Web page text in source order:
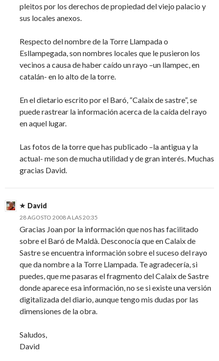
pleitos por los derechos de propiedad del viejo palacio y
sus locales anexos.
Respecto del nombre de la Torre Llampada o
Esllampegada, son nombres locales que le pusieron los
vecinos a causa de haber caído un rayo –un llampec, en
catalán- en lo alto de la torre.
En el dietario escrito por el Baró, “Calaix de sastre”, se
puede rastrear la información acerca de la caída del rayo
en aquel lugar.
Las fotos de la torre que has publicado –la antigua y la
actual- me son de mucha utilidad y de gran interés. Muchas
gracias David.
David
28 AGOSTO 2008 A LAS 20:35
Gracias Joan por la información que nos has facilitado
sobre el Baró de Maldà. Desconocía que en Calaix de
Sastre se encuentra información sobre el suceso del rayo
que da nombre a la Torre Llampada. Te agradecería, si
puedes, que me pasaras el fragmento del Calaix de Sastre
donde aparece esa información, no se si existe una versión
digitalizada del diario, aunque tengo mis dudas por las
dimensiones de la obra.
Saludos,
David